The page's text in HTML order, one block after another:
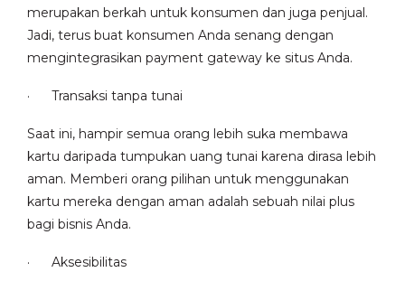
merupakan berkah untuk konsumen dan juga penjual.
Jadi, terus buat konsumen Anda senang dengan
mengintegrasikan payment gateway ke situs Anda.
· Transaksi tanpa tunai
Saat ini, hampir semua orang lebih suka membawa
kartu daripada tumpukan uang tunai karena dirasa lebih
aman. Memberi orang pilihan untuk menggunakan
kartu mereka dengan aman adalah sebuah nilai plus
bagi bisnis Anda.
· Aksesibilitas